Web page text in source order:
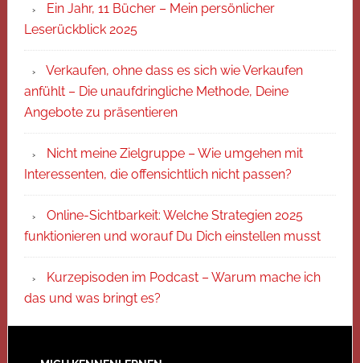
Ein Jahr, 11 Bücher – Mein persönlicher
Leserückblick 2025
Verkaufen, ohne dass es sich wie Verkaufen
anfühlt – Die unaufdringliche Methode, Deine
Angebote zu präsentieren
Nicht meine Zielgruppe – Wie umgehen mit
Interessenten, die offensichtlich nicht passen?
Online-Sichtbarkeit: Welche Strategien 2025
funktionieren und worauf Du Dich einstellen musst
Kurzepisoden im Podcast – Warum mache ich
das und was bringt es?